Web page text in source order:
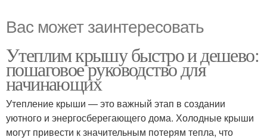
Вас может заинтересовать
Утеплим крышу быстро и дешево:
пошаговое руководство для
начинающих
Утепление крыши — это важный этап в создании
уютного и энергосберегающего дома. Холодные крыши
могут привести к значительным потерям тепла, что